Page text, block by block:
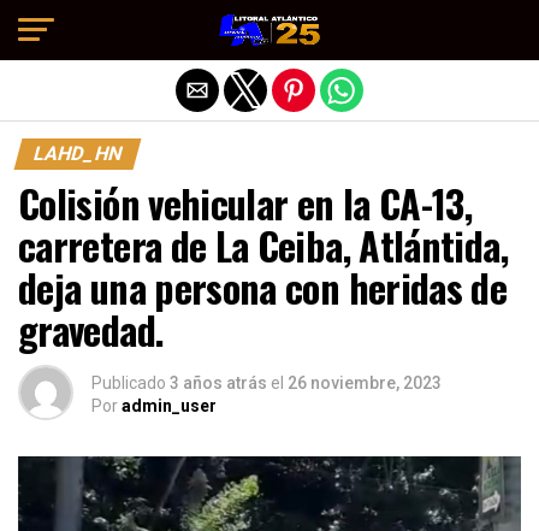
LAHD_HN
Colisión vehicular en la CA-13,
carretera de La Ceiba, Atlántida,
deja una persona con heridas de
gravedad.
Publicado 3 años atrás el 26 noviembre, 2023
Poradmin_user
Salir de la versión móvil